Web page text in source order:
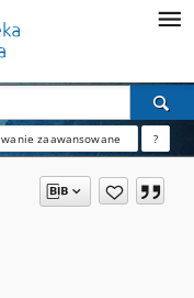
zaawansowane ?